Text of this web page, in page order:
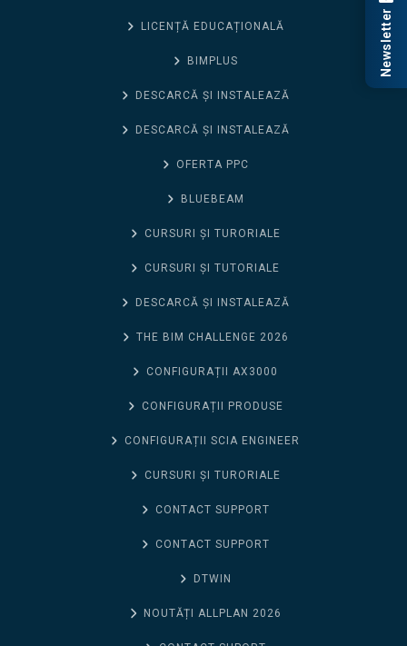
LICENȚĂ EDUCAȚIONALĂ
BIMPLUS
DESCARCĂ ȘI INSTALEAZĂ
DESCARCĂ ȘI INSTALEAZĂ
OFERTA PPC
BLUEBEAM
CURSURI ȘI TURORIALE
CURSURI ȘI TUTORIALE
DESCARCĂ ȘI INSTALEAZĂ
THE BIM CHALLENGE 2026
CONFIGURAȚII AX3000
CONFIGURAȚII PRODUSE
CONFIGURAȚII SCIA ENGINEER
CURSURI ȘI TURORIALE
CONTACT SUPPORT
CONTACT SUPPORT
DTWIN
NOUTĂȚI ALLPLAN 2026
Newsletter